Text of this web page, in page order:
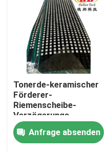
Videos
Über uns
Fabrik Tour
Qualitätskontrolle
Kontakt
Tonerde-keramischer
Förderer-
Riemenscheibe-
Verzögerungs-
Trommel-
Flaschenzug-
Gummiverzögerung
Anfrage absenden